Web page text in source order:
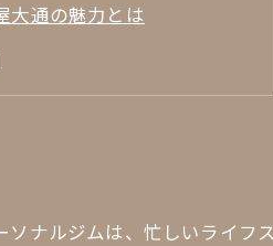
大通の魅力とは
ジム体験の始まり
ジム のトレーニング内容
での変化
ナルジムは、忙しいライフ